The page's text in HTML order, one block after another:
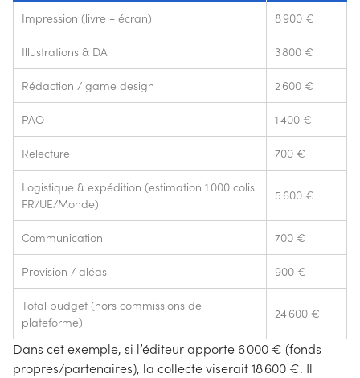
Impression (livre + écran) 8 900 €
Illustrations & DA 3 800 €
Rédaction / game design 2 600 €
PAO 1 400 €
Relecture 700 €
Logistique & expédition (estimation 1 000 colis
FR/UE/Monde)
5 600 €
Communication 700 €
Provision / aléas 900 €
Total budget (hors commissions de
plateforme)
24 600 €
Dans cet exemple, si l’éditeur apporte 6 000 € (fonds
propres/partenaires), la collecte viserait 18 600 €. Il